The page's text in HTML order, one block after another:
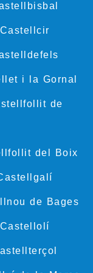
i la Gornal
de
del Boix
de Bages